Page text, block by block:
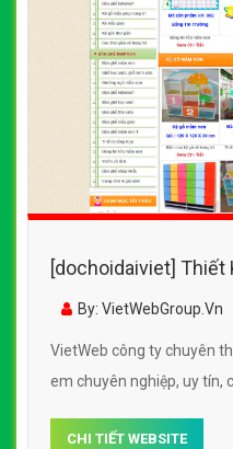
[dochoidaiviet] Thiết
Em Hà Vũ đẹp SEO
By: VietWebGroup.Vn
VietWeb công ty chuyên
em chuyên nghiệp, uy tín,
CHI TIẾT WEBSITE